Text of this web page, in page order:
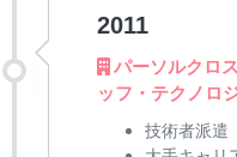
2011
パーソルクロ
ッフ・テクノロ
技術者派遣